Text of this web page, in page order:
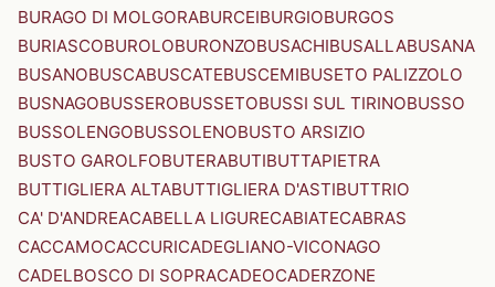
BURAGO DI MOLGORABURCEIBURGIOBURGOS
BURIASCOBUROLOBURONZOBUSACHIBUSALLABUSANA
BUSANOBUSCABUSCATEBUSCEMIBUSETO PALIZZOLO
BUSNAGOBUSSEROBUSSETOBUSSI SUL TIRINOBUSSO
BUSSOLENGOBUSSOLENOBUSTO ARSIZIO
BUSTO GAROLFOBUTERABUTIBUTTAPIETRA
BUTTIGLIERA ALTABUTTIGLIERA D'ASTIBUTTRIO
CA' D'ANDREACABELLA LIGURECABIATECABRAS
CACCAMOCACCURICADEGLIANO-VICONAGO
CADELBOSCO DI SOPRACADEOCADERZONE